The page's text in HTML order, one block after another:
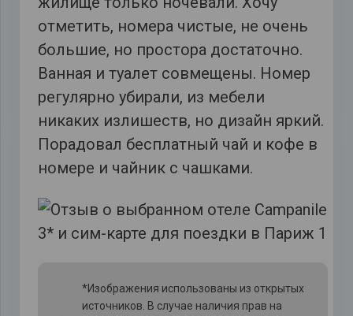
отметить, номера чистые, не очень
большие, но простора достаточно.
Ванная и туалет совмещены. Номер
регулярно убирали, из мебели
никаких излишеств, но дизайн яркий.
Порадовал бесплатный чай и кофе в
номере и чайник с чашками.
*Изображения использованы из открытых
источников. В случае наличия прав на